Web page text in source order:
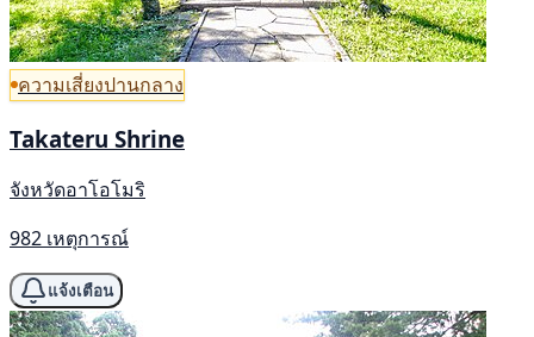
ความเสี่ยงปานกลาง
Takateru Shrine
จังหวัดอาโอโมริ
982 เหตุการณ์
แจ้งเตือน